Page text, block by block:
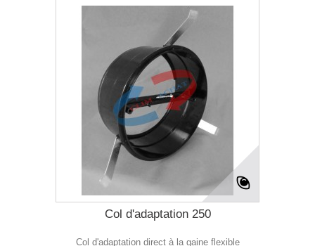
Col d'adaptation 250
Col d'adaptation direct à la gaine flexible